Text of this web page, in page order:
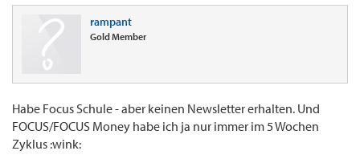
rampant
Gold Member
Habe Focus Schule - aber keinen Newsletter erhalten. Und
FOCUS/FOCUS Money habe ich ja nur immer im 5 Wochen
Zyklus :wink: